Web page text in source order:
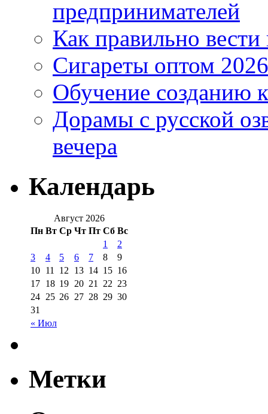
предпринимателей
Как правильно
Сигареты оптом
Обучение созданию
Дорамы с русской
вечера
Календарь
Август 2026
Пн Вт Ср Чт Пт Сб Вс
« Июл
1
2
3
4 5 6 7 8
9
10 11 12 13 14 15 16
17 18 19 20 21 22 23
24 25 26 27 28 29 30
31
Метки